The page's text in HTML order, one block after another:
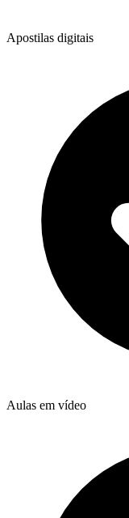
Apostilas digitais
Aulas em vídeo